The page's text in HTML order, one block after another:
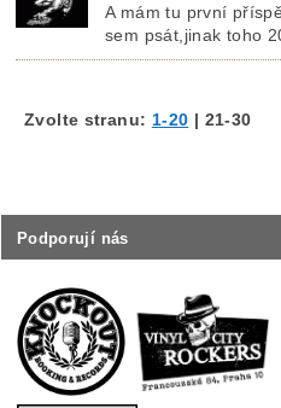
Podporují nás
A mám tu první
sem psát,jinak toho
Zvolte stranu: 1-20 | 21-30